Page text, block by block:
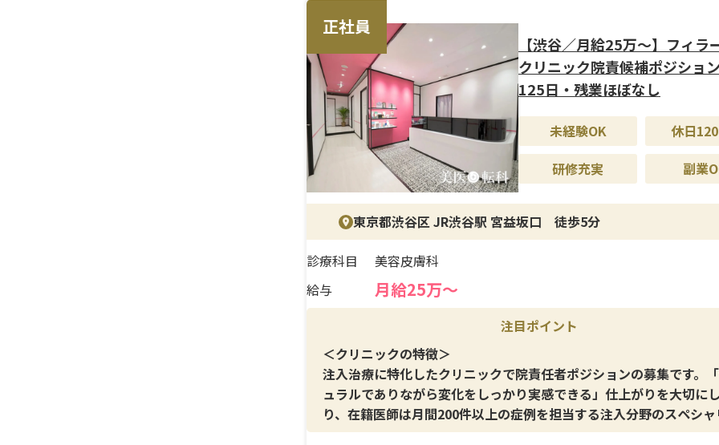
正社員
【渋谷／月給25万〜】フィラ
クリニック院責候補ポジショ
125日・残業ほぼなし
未経験OK
休日
研修充実
副業
東京都渋谷区 JR渋谷駅 宮益坂口 徒歩5分
診療科目
美容皮膚科
給与
月給25万〜
注目ポイント
＜クリニックの特徴＞
注入治療に特化したクリニックで院責任者ポジションの募集です。
ュラルでありながら変化をしっかり実感できる」仕上がりを大切に
り、在籍医師は月間200件以上の症例を担当する注入分野のスペシ
です。